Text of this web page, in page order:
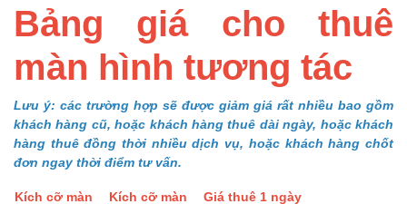
Bảng giá cho thuê
màn hình tương tác
Lưu ý: các trường hợp sẽ được giảm giá rất nhiều bao gồm
khách hàng cũ, hoặc khách hàng thuê dài ngày, hoặc khách
hàng thuê đồng thời nhiều dịch vụ, hoặc khách hàng chốt
đơn ngay thời điểm tư vấn.
Kích cỡ màn Kích cỡ màn Giá thuê 1 ngày